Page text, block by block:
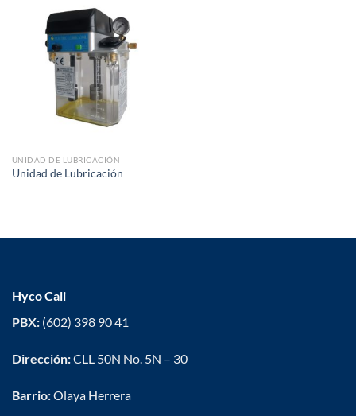
UNIDAD DE LUBRICACIÓN
Unidad de Lubricación
Hyco Cali
PBX: (602) 398 90 41
Dirección:CLL 50N No. 5N – 30
Barrio:Olaya Herrera